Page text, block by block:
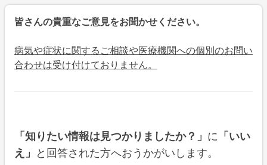
皆さんの貴重なご意見をお聞かせください。
病気や症状に関するご相談や医療機関への個別のお問い
合わせは受け付けておりません。
「知りたい情報は見つかりましたか？」 に 「いい
え」 と回答された方へおうかがいします。